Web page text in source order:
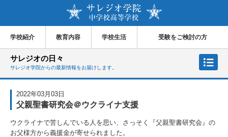
学校紹介 教育内容 学校生活 受験をご検討の方
サレジオの日々
サレジオ学院からの最新情報をお届けします。
2022年03月03日
父親聖書研究会＠ウクライナ支援
ウクライナで苦しんでいる人を思い、さっそく『父親聖書研究会』の
お父様方から義援金が寄せられました。